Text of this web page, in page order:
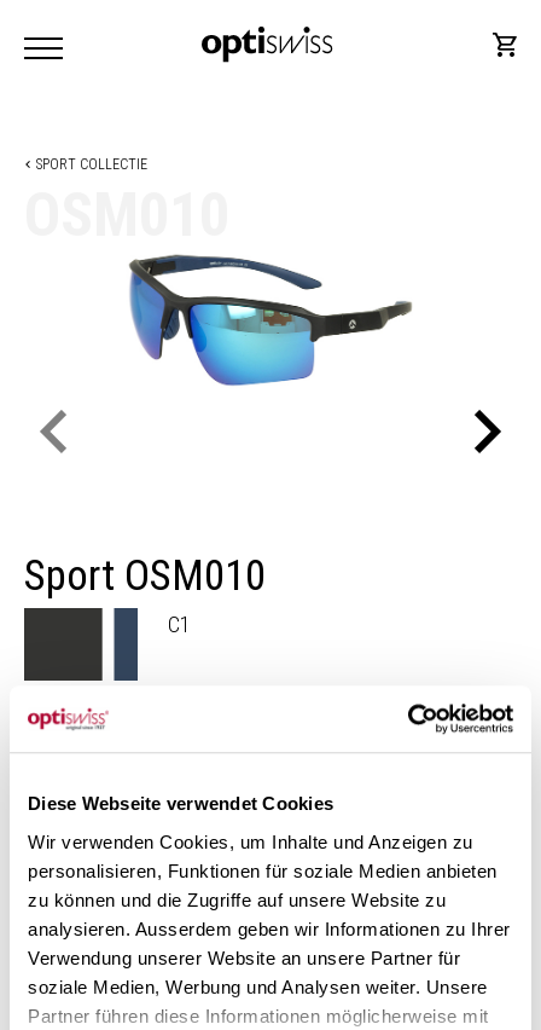
Diese Webseite verwendet Cookies
Wir verwenden Cookies, um Inhalte und Anzeigen zu
personalisieren, Funktionen für soziale Medien anbieten
zu können und die Zugriffe auf unsere Website zu
analysieren. Ausserdem geben wir Informationen zu Ihrer
Verwendung unserer Website an unsere Partner für
soziale Medien, Werbung und Analysen weiter. Unsere
Partner führen diese Informationen möglicherweise mit
SPORT COLLECTIE
Sport OSM010
C1
Meer monturen